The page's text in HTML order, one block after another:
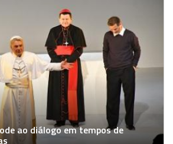
ao diálogo em tempos de